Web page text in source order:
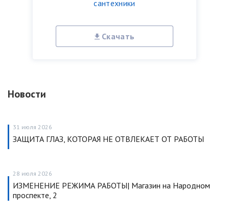
сантехники
Скачать
Новости
31 июля 2026
ЗАЩИТА ГЛАЗ, КОТОРАЯ НЕ ОТВЛЕКАЕТ ОТ РАБОТЫ
28 июля 2026
ИЗМЕНЕНИЕ РЕЖИМА РАБОТЫ| Магазин на Народном
проспекте, 2